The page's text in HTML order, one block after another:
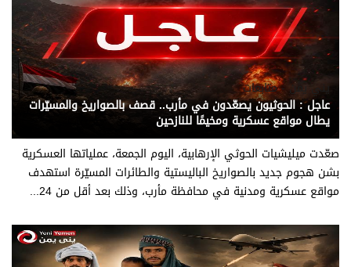
يني يمن - متابعات
عاجل : الحوثيون يصعّدون في مأرب.. قصف بالصواريخ والمسيّرات
يطال مواقع عسكرية ومخيمًا للنازحين
صعّدت ميليشيات الحوثي الإرهابية، اليوم الجمعة، عملياتها العسكرية
بشن هجوم جديد بالصواريخ الباليستية والطائرات المسيّرة استهدف
مواقع عسكرية ومدنية في محافظة مأرب، وذلك بعد أقل من 24...